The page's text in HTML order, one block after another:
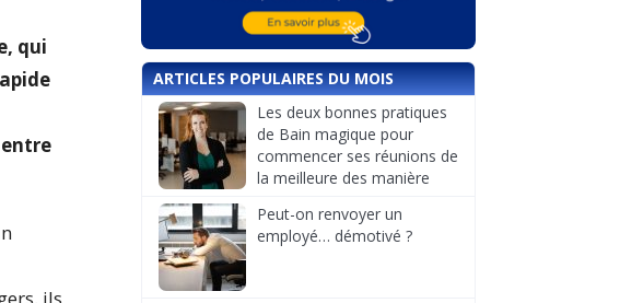
qui
ARTICLES POPULAIRES DU MOIS
Les deux bonnes pratiques
de Bain magique pour
commencer ses réunions de
la meilleure des manière
Peut-on renvoyer un
employé… démotivé ?